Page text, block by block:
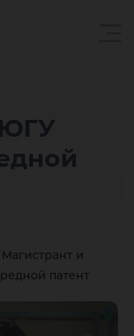
ЮГУ
Магистрант и
патент